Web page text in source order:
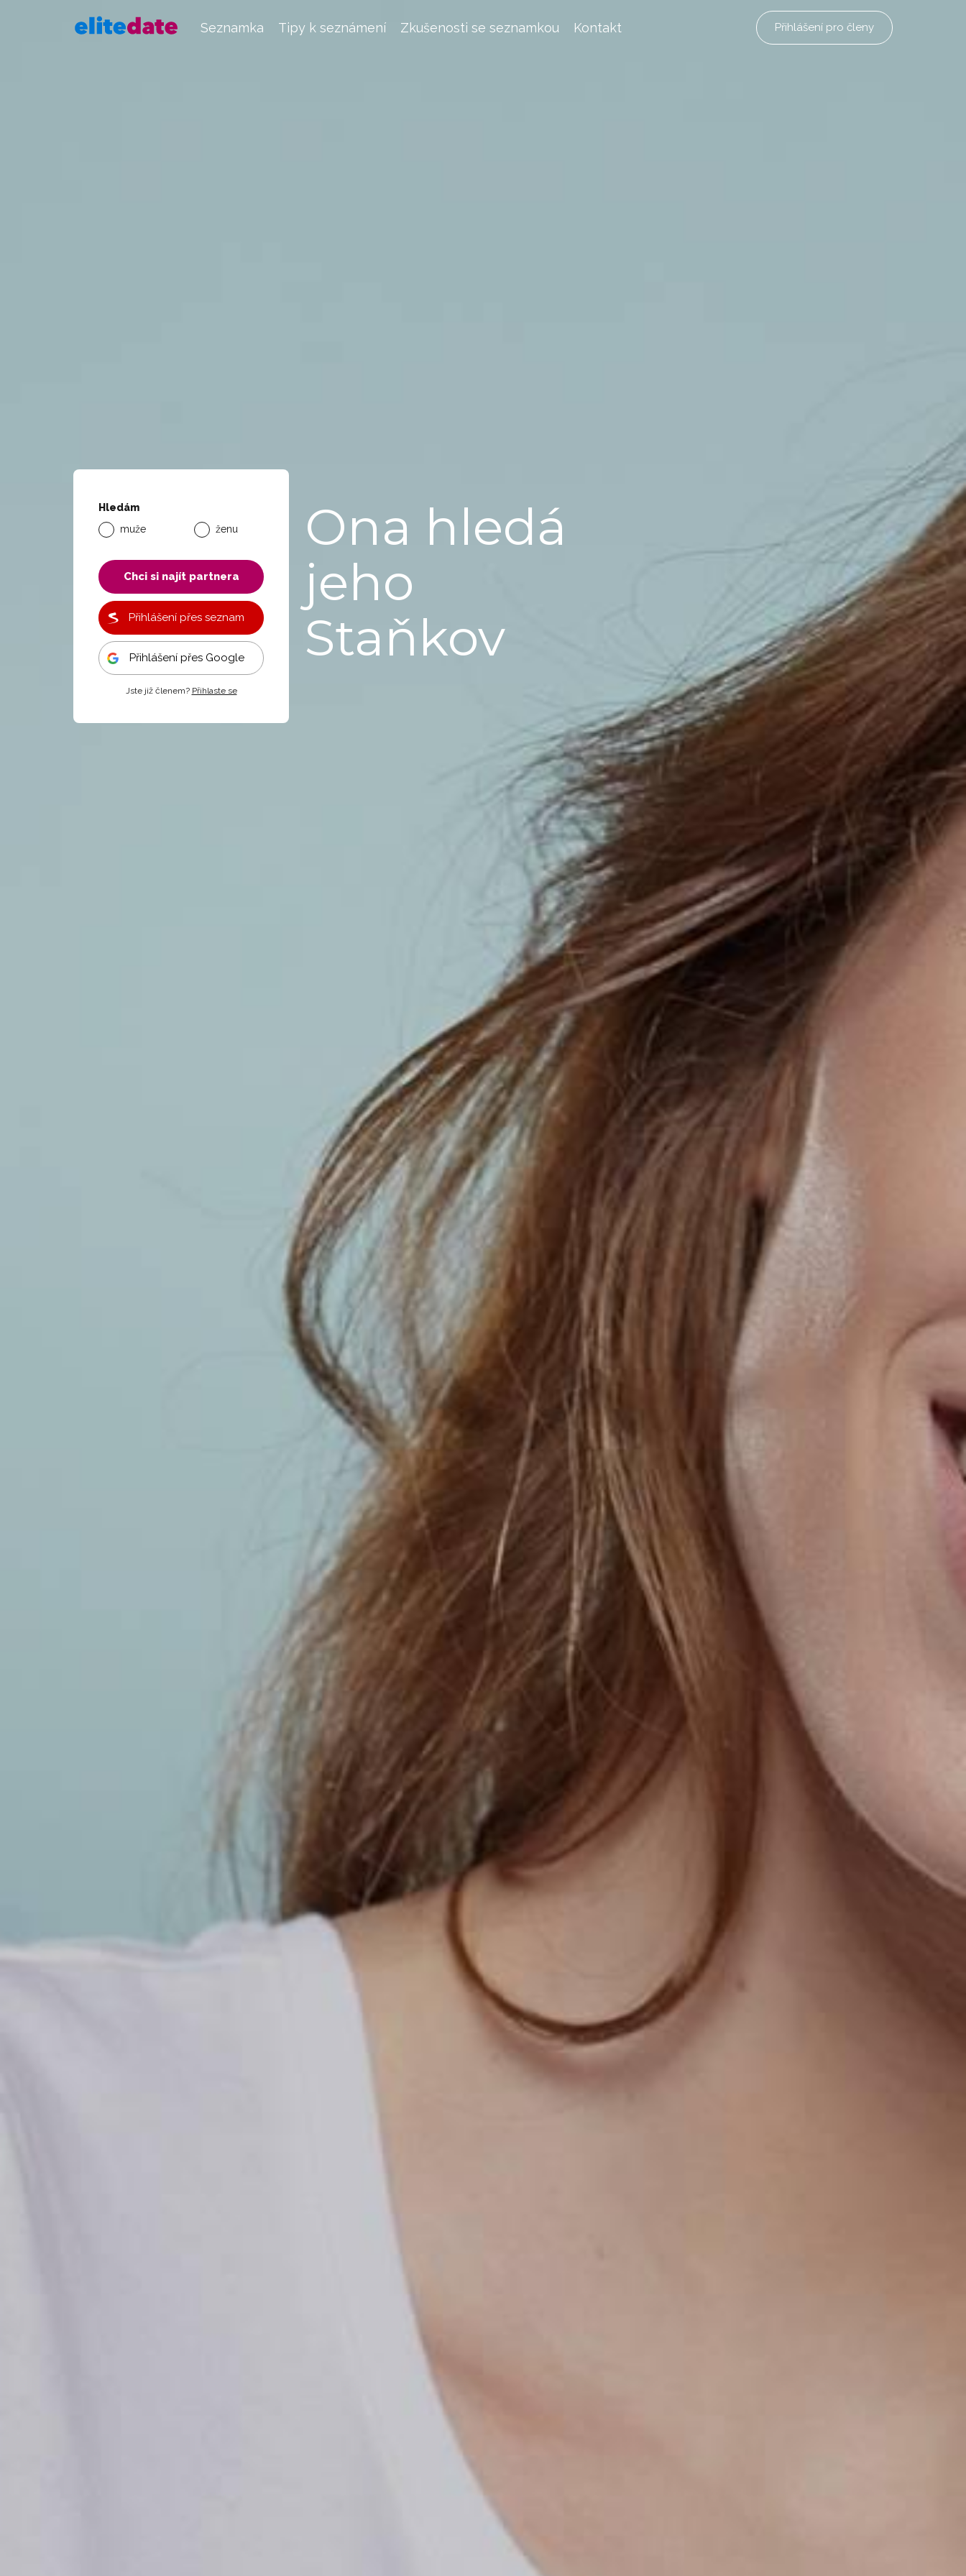
Seznamka Tipy k seznámení Zkušenosti se seznamkou Kontakt Přihlášení pro členy
Hledám
muže
ženu
Chci si najít partnera
Přihlášení přes seznam
Přihlášení přes Google
Jste již členem? Přihlaste se
Ona hledá
jeho
Staňkov